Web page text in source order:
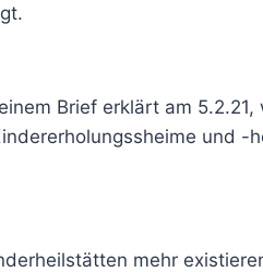
Brief erklärt am 5.2.21,
und -
mehr